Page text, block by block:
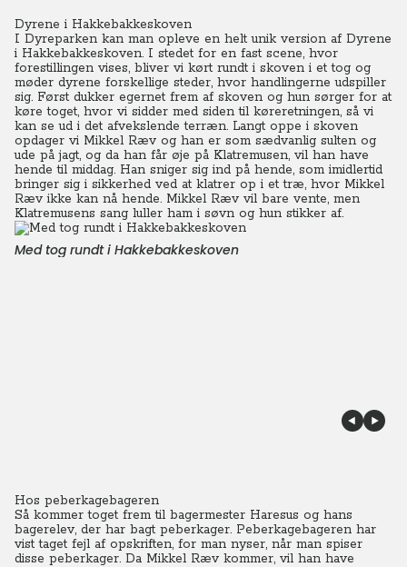
Dyrene i Hakkebakkeskoven
I Dyreparken kan man opleve en helt unik version af Dyrene
i Hakkebakkeskoven. I stedet for en fast scene, hvor
forestillingen vises, bliver vi kørt rundt i skoven i et tog og
møder dyrene forskellige steder, hvor handlingerne udspiller
sig. Først dukker egernet frem af skoven og hun sørger for at
køre toget, hvor vi sidder med siden til køreretningen, så vi
kan se ud i det afvekslende terræn. Langt oppe i skoven
opdager vi Mikkel Ræv og han er som sædvanlig sulten og
ude på jagt, og da han får øje på Klatremusen, vil han have
hende til middag. Han sniger sig ind på hende, som imidlertid
bringer sig i sikkerhed ved at klatrer op i et træ, hvor Mikkel
Ræv ikke kan nå hende. Mikkel Ræv vil bare vente, men
Klatremusens sang luller ham i søvn og hun stikker af.
Med tog rundt i Hakkebakkeskoven
Hos peberkagebageren
Så kommer toget frem til bagermester Haresus og hans
bagerelev, der har bagt peberkager. Peberkagebageren har
vist taget fejl af opskriften, for man nyser, når man spiser
disse peberkager. Da Mikkel Ræv kommer, vil han have